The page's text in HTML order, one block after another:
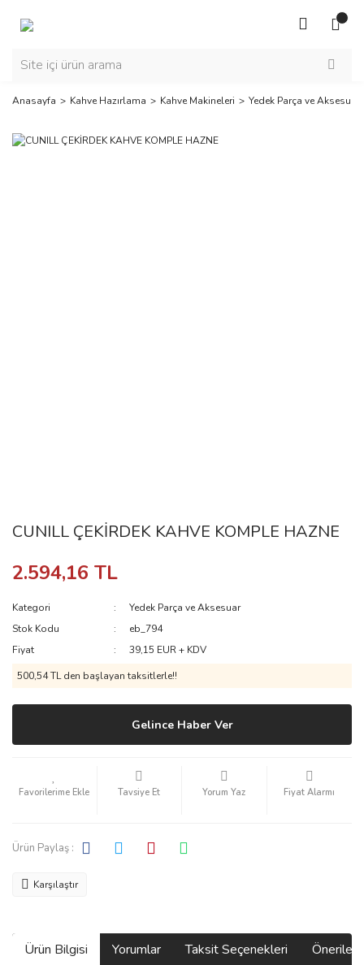
Anasayfa Kahve Hazırlama Kahve Makineleri Yedek Parça ve Aksesuar
CUNILL ÇEKİRDEK KAHVE KOMPLE HAZNE
2.594,16 TL
Kategori
Yedek Parça ve Aksesuar
Stok Kodu
eb_794
Fiyat
39,15 EUR + KDV
500,54 TL den başlayan taksitlerle!!
Gelince Haber Ver
Tavsiye Et Yorum Yaz Fiyat Alarmı
Ürün Paylaş :
Karşılaştır
Ürün Bilgisi Yorumlar Taksit Seçenekleri